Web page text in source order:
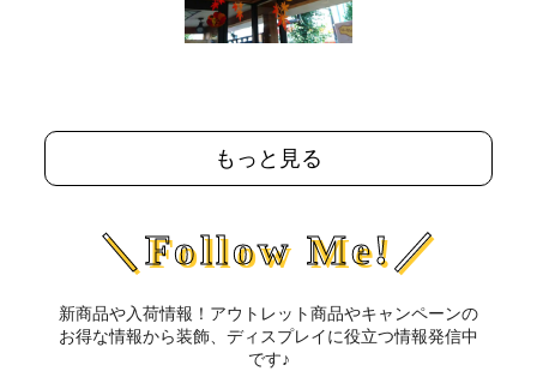
もっと見る
＼Follow Me!／
新商品や入荷情報！アウトレット商品やキャンペーンの
お得な情報から装飾、ディスプレイに役立つ情報発信中
です♪